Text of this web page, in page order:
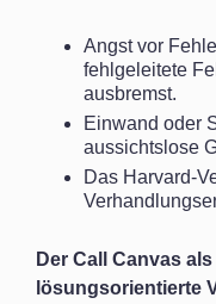
Angst vor
fehlgeleitete
ausbremst.
Einwand oder
aussichtslose
Das Harvard-
Der Call Canvas
lösungsorientierte